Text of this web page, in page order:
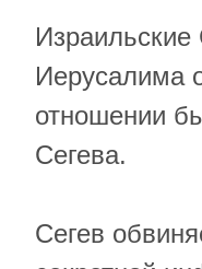
Иерусалима
отношении
Сегева.
Сегев